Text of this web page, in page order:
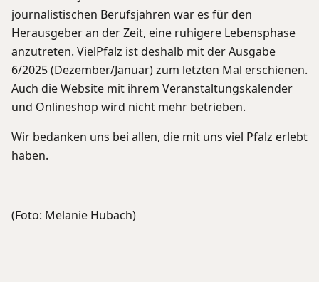
journalistischen Berufsjahren war es für den
Herausgeber an der Zeit, eine ruhigere Lebensphase
anzutreten. VielPfalz ist deshalb mit der Ausgabe
6/2025 (Dezember/Januar) zum letzten Mal erschienen.
Auch die Website mit ihrem Veranstaltungskalender
und Onlineshop wird nicht mehr betrieben.
Wir bedanken uns bei allen, die mit uns viel Pfalz erlebt
haben.
(Foto: Melanie Hubach)